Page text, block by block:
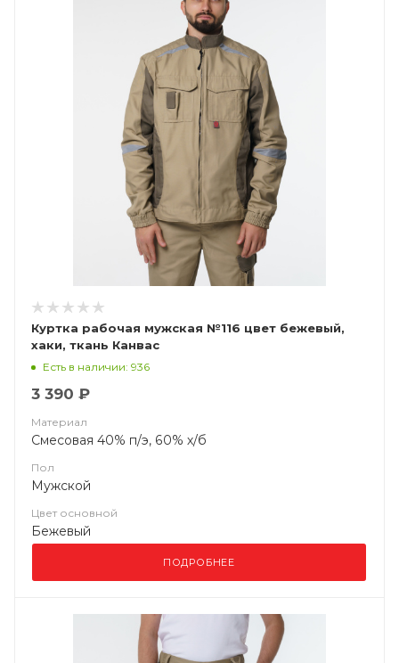
Куртка рабочая мужская №116 цвет бежевый,
хаки, ткань Канвас
Есть в наличии: 936
3 390 ₽
Материал
Смесовая 40% п/э, 60% х/б
Пол
Мужской
Цвет основной
Бежевый
ПОДРОБНЕЕ